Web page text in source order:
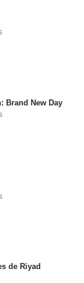
Brand New Day
de Riyad